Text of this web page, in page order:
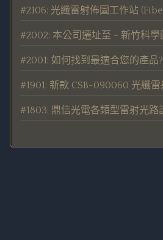
#2001: 如何找到最適合您的產品?